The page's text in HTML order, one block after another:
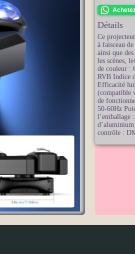
Détails
Ce
à faisceau
ainsi que
les scènes,
de couleur :
RVB Indice
Efficacité
(compatible
de
50-60Hz
l’emballage
contrôle :